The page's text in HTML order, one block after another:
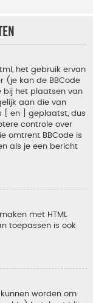
het gebruik ervan
(je kan de BBCode
bij het plaatsen van
aan die van
[ en ] geplaatst, dus
controle over
omtrent BBCode is
als je een bericht
met HTML
toepassen is ook
worden om